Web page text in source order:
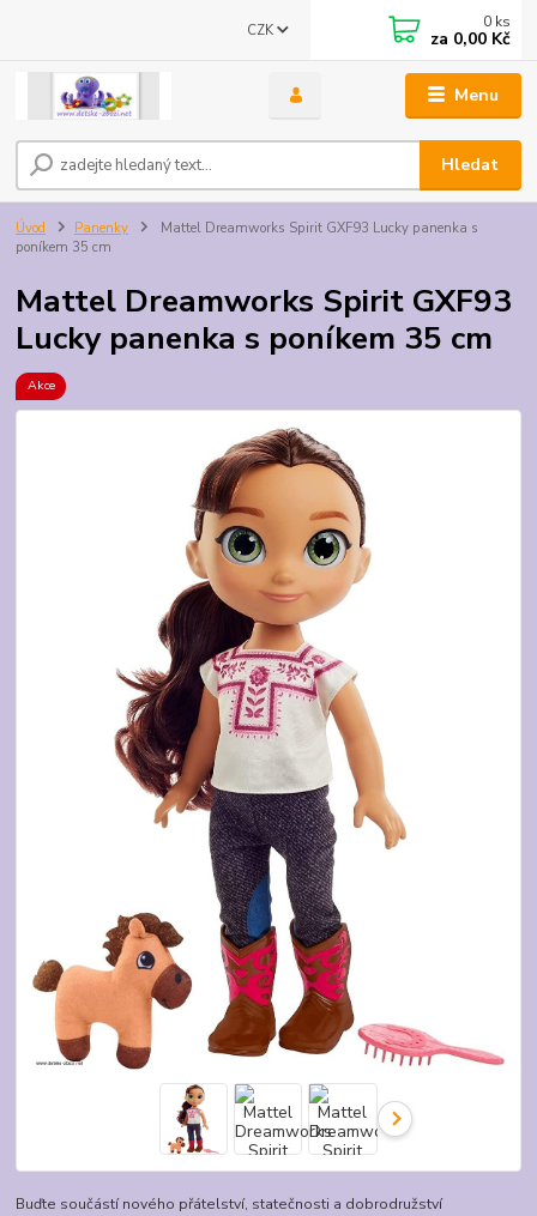
Menu
CZK
Hledat
0 ks
za 0,00 Kč
Úvod Panenky
Mattel Dreamworks Spirit GXF93 Lucky panenka s
poníkem 35 cm
Mattel Dreamworks Spirit GXF93
Lucky panenka s poníkem 35 cm
Akce
Buďte součástí nového přátelství, statečnosti a dobrodružství